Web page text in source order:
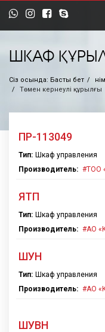
ШКАФ
Сіз осында: Басты бет
Төмен кернеулі құрылғы
ПР-113049
Тип: Шкаф управления
Производитель:
TOO
ЯТП
Тип: Шкаф управления
Производитель:
АО
ШУН
Тип: Шкаф управления
Производитель:
АО
ШУВН